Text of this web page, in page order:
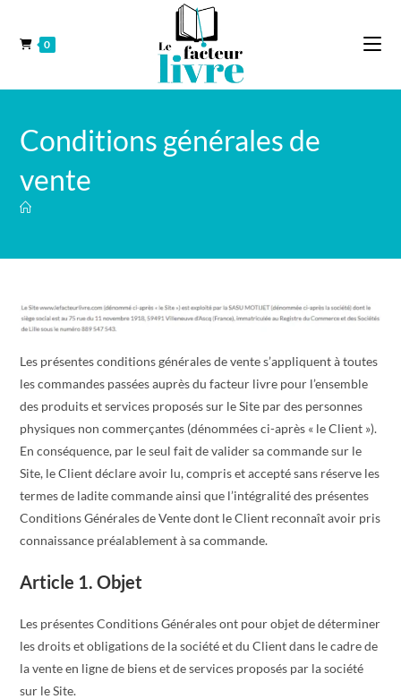
0
Conditions générales de
vente
Les présentes conditions générales de vente s’appliquent à toutes
les commandes passées auprès du facteur livre pour l’ensemble
des produits et services proposés sur le Site par des personnes
physiques non commerçantes (dénommées ci-après « le Client »).
En conséquence, par le seul fait de valider sa commande sur le
Site, le Client déclare avoir lu, compris et accepté sans réserve les
termes de ladite commande ainsi que l’intégralité des présentes
Conditions Générales de Vente dont le Client reconnaît avoir pris
connaissance préalablement à sa commande.
Article 1. Objet
Les présentes Conditions Générales ont pour objet de déterminer
les droits et obligations de la société et du Client dans le cadre de
la vente en ligne de biens et de services proposés par la société
sur le Site.